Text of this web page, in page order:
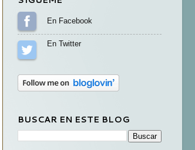
Sígueme en Facebook
BUSCAR EN ESTE BLOG